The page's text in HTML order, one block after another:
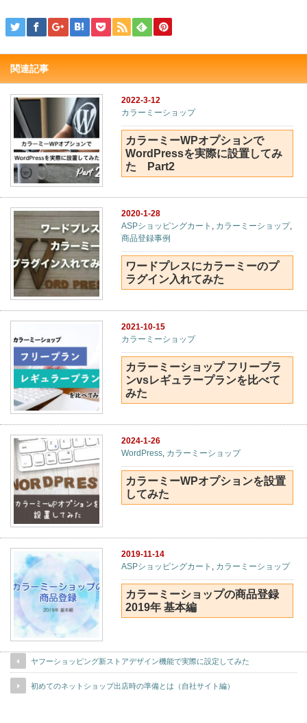
関連記事
2022-3-12
カラーミーショップ
カラーミーWPオプションで
WordPressを実際に設置してみ
た Part2
2020-1-28
ASPショッピングカート , カラーミーショップ,
商品登録事例
ワードプレスにカラーミーのプ
ラグイン入れてみた
2021-10-15
カラーミーショップ
カラーミーショップ フリープラ
ンvsレギュラープランを比べて
みた
2024-1-26
WordPress カラーミーショップ
カラーミーWPオプションを設置
してみた
2019-11-14
ASPショッピングカート , カラーミーショップ
カラーミーショップの商品登録
2019年 基本編
ヤフーショッピング新ストアデザイン機能で実際に設定してみた
初めてのネットショップ出店時の準備とは（自社サイト編）